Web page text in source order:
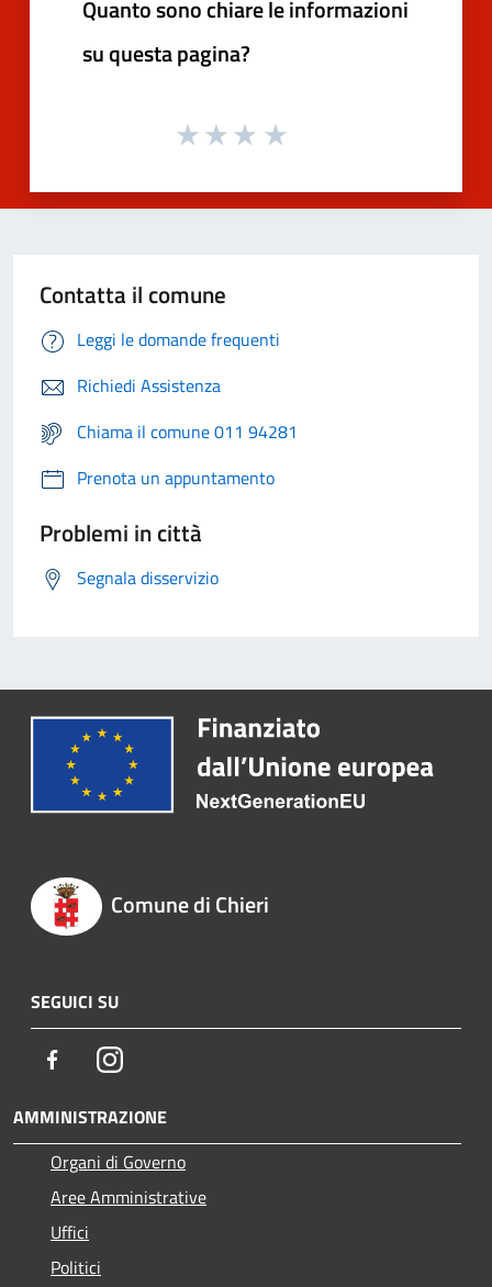
Quanto sono chiare le informazioni
su questa pagina?
Contatta il comune
Leggi le domande frequenti
Richiedi Assistenza
Chiama il comune 011 94281
Prenota un appuntamento
Problemi in città
Segnala disservizio
Comune di Chieri
SEGUICI SU
FacebookInstagram
AMMINISTRAZIONE
Organi di Governo
Aree Amministrative
Uffici
Politici